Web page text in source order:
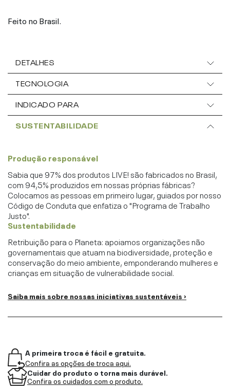
Feito no Brasil.
DETALHES
TECNOLOGIA
INDICADO PARA
SUSTENTABILIDADE
Produção responsável
Sabia que 97% dos produtos LIVE! são fabricados no Brasil,
com 94,5% produzidos em nossas próprias fábricas?
Colocamos as pessoas em primeiro lugar, guiados por nosso
Código de Conduta que enfatiza o "Programa de Trabalho
Justo".
Sustentabilidade
Retribuição para o Planeta: apoiamos organizações não
governamentais que atuam na biodiversidade, proteção e
conservação do meio ambiente, emponderando mulheres e
crianças em situação de vulnerabilidade social.
Saiba mais sobre nossas iniciativas sustentáveis ›
A primeira troca é fácil e gratuita.
Confira as opções de troca aqui.
Cuidar do produto o torna mais durável.
Confira os cuidados com o produto.